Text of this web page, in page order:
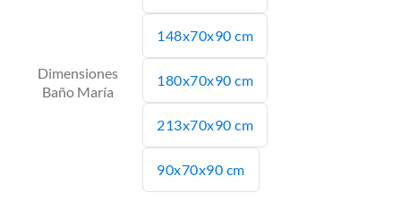
Dimensiones
Baño María
148x70x90 cm
180x70x90 cm
213x70x90 cm
90x70x90 cm